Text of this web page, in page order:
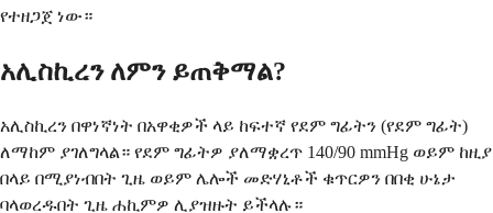
የተዘጋጀ ነው።
አሊስኪረን ለምን ይጠቅማል?
አሊስኪረን በዋነኛነት በአዋቂዎች ላይ ከፍተኛ የደም ግፊትን (የደም ግፊት)
ለማከም ያገለግላል። የደም ግፊትዎ ያለማቋረጥ 140/90 mmHg ወይም ከዚያ
በላይ በሚያነብበት ጊዜ ወይም ሌሎች መድሃኒቶች ቁጥርዎን በበቂ ሁኔታ
ባላወረዱበት ጊዜ ሐኪምዎ ሊያዝዙት ይችላሉ።